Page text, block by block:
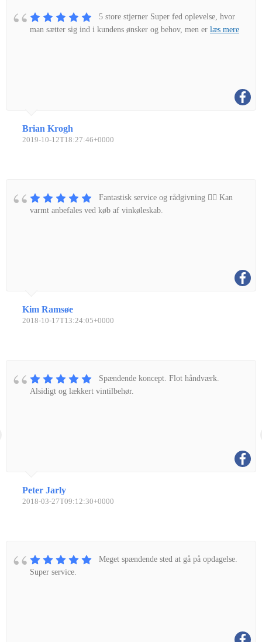
5 store stjerner Super fed oplevelse, hvor
man sætter sig ind i kundens ønsker og behov, men er læs mere
Brian Krogh
2019-10-12T18:27:46+0000
Fantastisk service og rådgivning 👌🏼 Kan
varmt anbefales ved køb af vinkøleskab.
Kim Ramsøe
2018-10-17T13:24:05+0000
Spændende koncept. Flot håndværk.
Alsidigt og lækkert vintilbehør.
Peter Jarly
2018-03-27T09:12:30+0000
Meget spændende sted at gå på opdagelse.
Super service.